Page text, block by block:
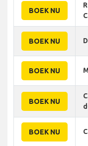
BOEK NU
BOEK NU
BOEK NU
BOEK NU
BOEK NU